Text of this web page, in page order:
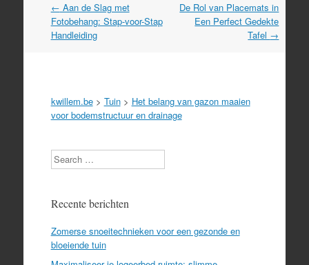
Post
navigation
← Aan de Slag met
Fotobehang: Stap-voor-Stap
Handleiding
De Rol van Placemats in
Een Perfect Gedekte
Tafel →
kwillem.be> Tuin> Het belang van gazon maaien
voor bodemstructuur en drainage
Search
Recente berichten
Zomerse snoeitechnieken voor een gezonde en
bloeiende tuin